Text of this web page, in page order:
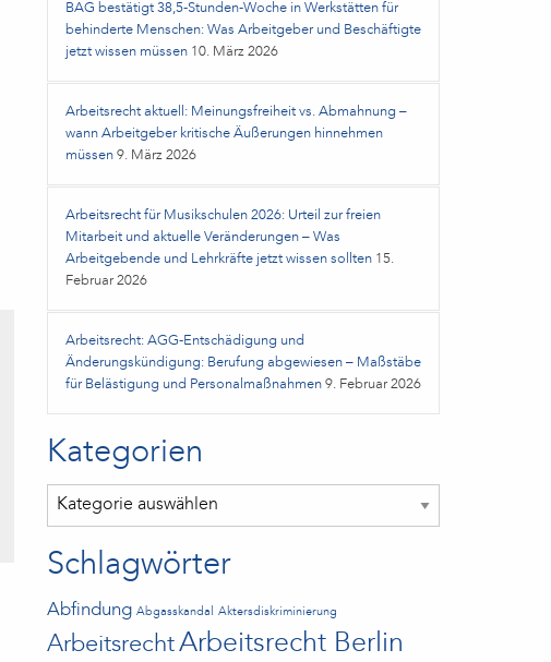
BAG bestätigt 38,5‑Stunden‑Woche in Werkstätten für
behinderte Menschen: Was Arbeitgeber und Beschäftigte
jetzt wissen müssen 10. März 2026
Arbeitsrecht aktuell: Meinungsfreiheit vs. Abmahnung –
wann Arbeitgeber kritische Äußerungen hinnehmen
müssen 9. März 2026
Arbeitsrecht für Musikschulen 2026: Urteil zur freien
Mitarbeit und aktuelle Veränderungen – Was
Arbeitgebende und Lehrkräfte jetzt wissen sollten 15.
Februar 2026
Arbeitsrecht: AGG-Entschädigung und
Änderungskündigung: Berufung abgewiesen – Maßstäbe
für Belästigung und Personalmaßnahmen 9. Februar 2026
Kategorien
Kategorien
Schlagwörter
Abfindung Abgasskandal Aktersdiskriminierung
ArbeitsrechtArbeitsrecht Berlin